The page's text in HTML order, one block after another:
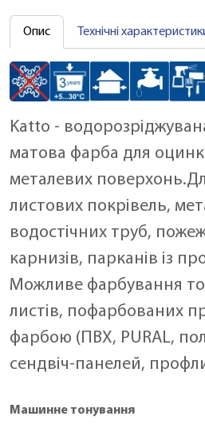
Опис Технічні
Katto -
матова фарба для
металевих
листових покрівель,
водостічних труб,
карнизів, парканів із
Можливе фарбування
листів, пофарбованих
фарбою (ПВХ, PURAL,
сендвіч-панелей,
Машинне тонування